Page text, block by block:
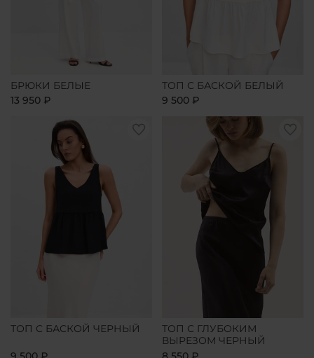
БРЮКИ БЕЛЫЕ
13 950 ₽
ТОП С БАСКОЙ БЕЛЫЙ
9 500 ₽
ТОП С БАСКОЙ ЧЕРНЫЙ
ТОП С ГЛУБОКИМ
ВЫРЕЗОМ ЧЕРНЫЙ